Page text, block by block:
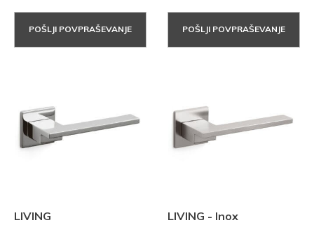
POŠLJI POVPRAŠEVANJE POŠLJI POVPRAŠEVANJE
LIVING LIVING - Inox